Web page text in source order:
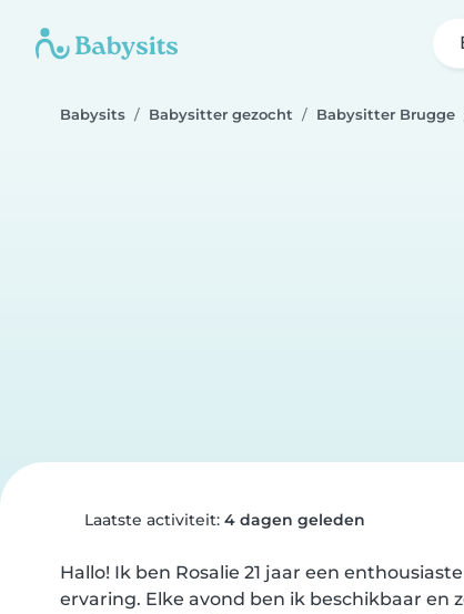
Babysits Babysitter gezocht Babysitter Brugge
Laatste activiteit: 4 dagen geleden
Hallo! Ik ben Rosalie 21 jaar een
ervaring. Elke avond ben ik beschikbaar en